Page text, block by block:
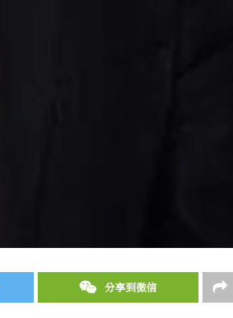
分享到微信